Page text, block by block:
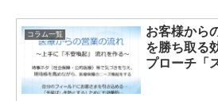
コラム一覧
お客様から
を勝ち取る
プローチ「